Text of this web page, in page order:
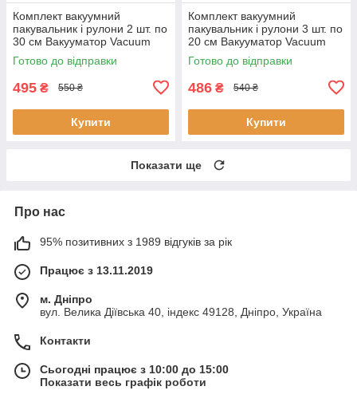
Комплект вакуумний
пакувальник і рулони 2 шт. по
30 см Вакууматор Vacuum
Sealer і рулони для
вакуумування
Готово до відправки
495 ₴ 550 ₴
Купити
Комплект вакуумний
пакувальник і рулони 3 шт. по
20 см Вакууматор Vacuum
Sealer і рулони для
вакуумування
Готово до відправки
486 ₴ 540 ₴
Купити
Показати ще
Про нас
95% позитивних з 1989 відгуків за рік
Працює з 13.11.2019
м. Дніпро
вул. Велика Діївська 40, індекс 49128, Дніпро, Україна
Контакти
Сьогодні працює з 10:00 до 15:00
Показати весь графік роботи